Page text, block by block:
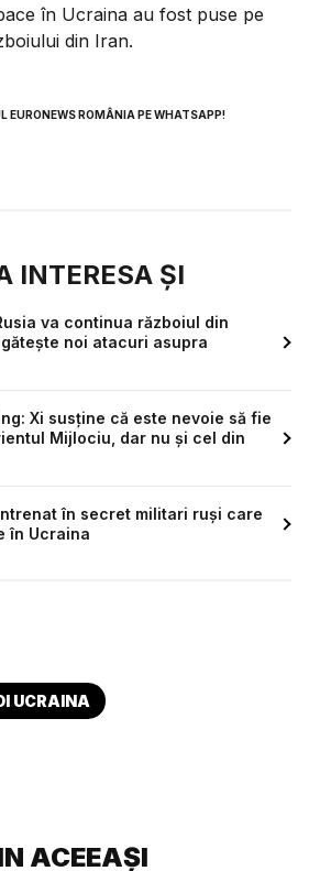
în Ucraina au fost puse pe
din Iran.
EURONEWS ROMÂNIA PE WHATSAPP!
INTERESA ȘI
va continua războiul din
noi atacuri asupra
Xi susține că este nevoie să fie
Mijlociu, dar nu și cel din
în secret militari ruși care
în Ucraina
UCRAINA
ACEEAȘI